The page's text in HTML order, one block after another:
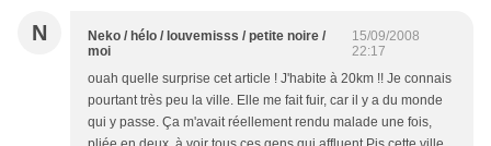
N
Neko / hélo / louvemisss / petite noire /
moi
15/09/2008
22:17
ouah quelle surprise cet article ! J'habite à 20km !! Je connais
pourtant très peu la ville. Elle me fait fuir, car il y a du monde
qui y passe. Ça m'avait réellement rendu malade une fois,